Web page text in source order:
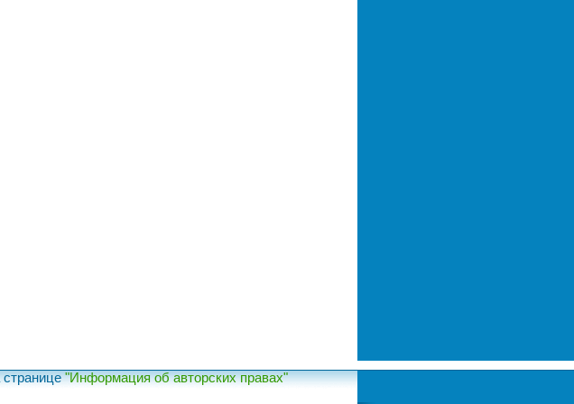
странице"Информация об авторских правах"